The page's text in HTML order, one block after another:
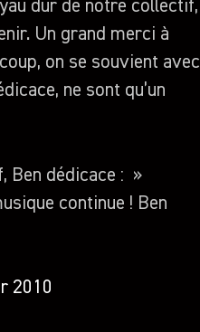
dur de notre collectif,
Un grand merci à
on se souvient avec
ne sont qu’un
Ben dédicace : »
continue ! Ben
2010